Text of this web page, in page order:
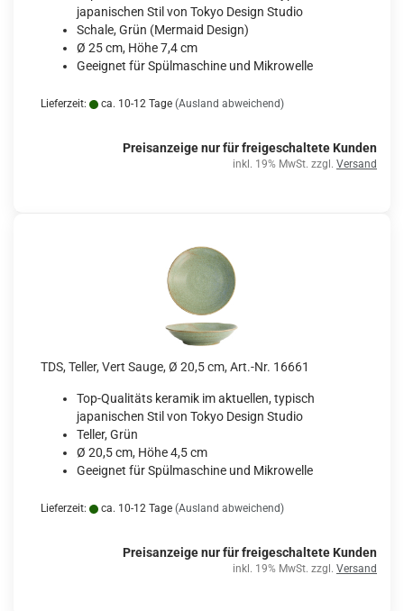
japanischen Stil von Tokyo Design Studio
Schale, Grün (Mermaid Design)
Ø 25 cm, Höhe 7,4 cm
Geeignet für Spülmaschine und Mikrowelle
Lieferzeit: ca. 10-12 Tage (Ausland abweichend)
Preisanzeige nur für freigeschaltete Kunden
inkl. 19% MwSt. zzgl. Versand
TDS, Teller, Vert Sauge, Ø 20,5 cm, Art.-Nr. 16661
Top-Qualitäts keramik im aktuellen, typisch
japanischen Stil von Tokyo Design Studio
Teller, Grün
Ø 20,5 cm, Höhe 4,5 cm
Geeignet für Spülmaschine und Mikrowelle
Lieferzeit: ca. 10-12 Tage (Ausland abweichend)
Preisanzeige nur für freigeschaltete Kunden
inkl. 19% MwSt. zzgl. Versand